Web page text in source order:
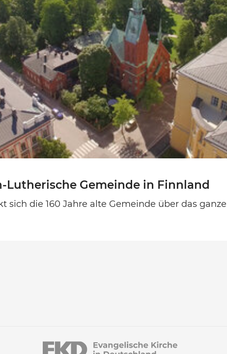
Lutherische Gemeinde in Finnland
sich die 160 Jahre alte Gemeinde über das